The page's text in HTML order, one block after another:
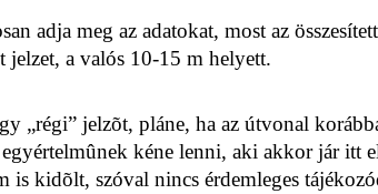
adja meg az adatokat, most az
jelzet, a valós 10-15 m helyett.
jelzõt, pláne, ha az útvonal
kéne lenni, aki akkor jár itt
is kidõlt, szóval nincs érdemleges